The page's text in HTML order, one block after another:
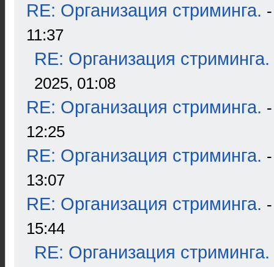
RE: Организация стриминга.
11:37
RE: Организация стриминга.
2025, 01:08
RE: Организация стриминга.
12:25
RE: Организация стриминга.
13:07
RE: Организация стриминга.
15:44
RE: Организация стриминга.